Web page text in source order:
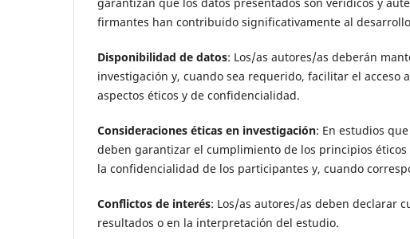
firmantes han contribuido significativamente al
Disponibilidad de datos: Los/as autores/as deberán
investigación y, cuando sea requerido, facilitar el
aspectos éticos y de confidencialidad.
Consideraciones éticas en investigación: En estudios
deben garantizar el cumplimiento de los principios
la confidencialidad de los participantes y, cuando
Conflictos de interés: Los/as autores/as deben declarar
resultados o en la interpretación del estudio.